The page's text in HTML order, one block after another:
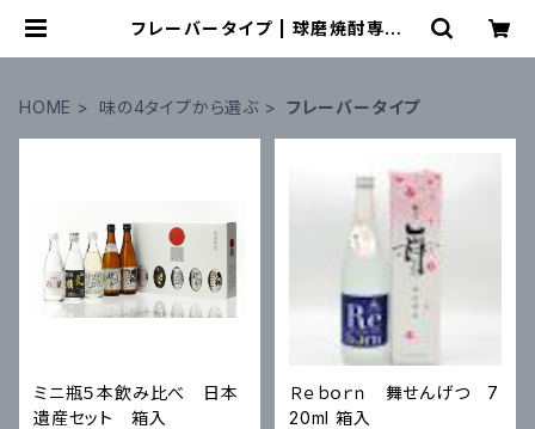
フレーバータイプ | 球磨焼酎専門
HOME 味の4タイプから選ぶ フレーバータイプ
ミニ瓶５本飲み比べ 日本
遺産セット 箱入
Ｒｅｂｏｒｎ 舞せんげつ 7
20ml 箱入